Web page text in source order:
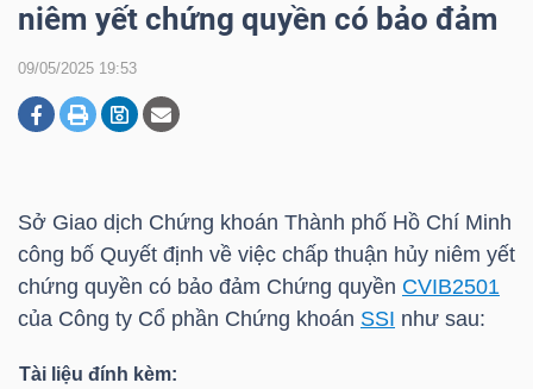
niêm yết chứng quyền có bảo đảm
09/05/2025 19:53
Sở Giao dịch Chứng khoán Thành phố Hồ Chí Minh
công bố Quyết định về việc chấp thuận hủy niêm yết
chứng quyền có bảo đảm Chứng quyền CVIB2501
của Công ty Cổ phần Chứng khoán SSI như sau:
Tài liệu đính kèm:
CHỨNG
BẤT
SẢN